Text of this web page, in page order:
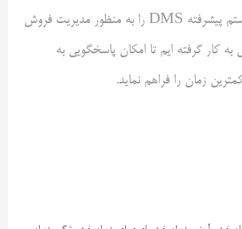
قرار داده است. ما سیستم پیشرفته DMS را به منظور مدیریت فروش
کار گرفته ایم تا امکان پاسخگویی به
زمان را فراهم نماید.